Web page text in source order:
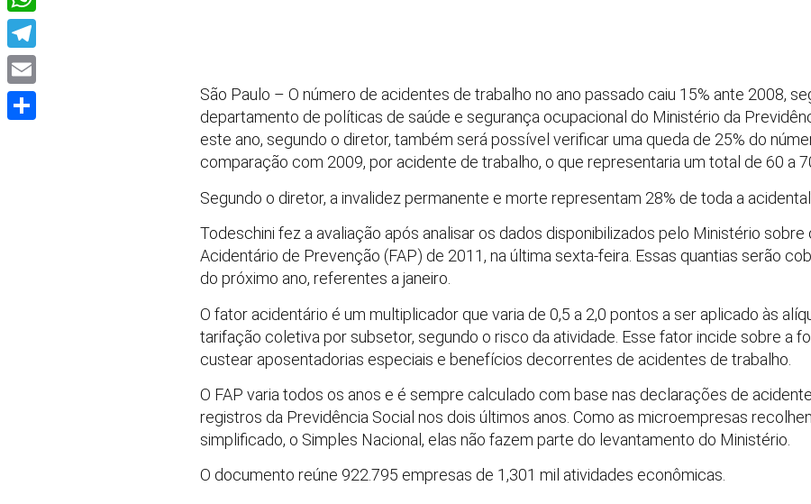
São Paulo – O número de acidentes de trabalho no ano passado caiu 15% ante 2008,
departamento de políticas de saúde e segurança ocupacional do Ministério da
este ano, segundo o diretor, também será possível verificar uma queda de 25% do
comparação com 2009, por acidente de trabalho, o que representaria um total de 60 a
Segundo o diretor, a invalidez permanente e morte representam 28% de toda a
Todeschini fez a avaliação após analisar os dados disponibilizados pelo Ministério
Acidentário de Prevenção (FAP) de 2011, na última sexta-feira. Essas quantias serão
do próximo ano, referentes a janeiro.
O fator acidentário é um multiplicador que varia de 0,5 a 2,0 pontos a ser aplicado às
tarifação coletiva por subsetor, segundo o risco da atividade. Esse fator incide sobre a
custear aposentadorias especiais e benefícios decorrentes de acidentes de trabalho.
O FAP varia todos os anos e é sempre calculado com base nas declarações de
registros da Previdência Social nos dois últimos anos. Como as microempresas
simplificado, o Simples Nacional, elas não fazem parte do levantamento do Ministério.
O documento reúne 922.795 empresas de 1,301 mil atividades econômicas.
WhatsApp
Telegram
Email